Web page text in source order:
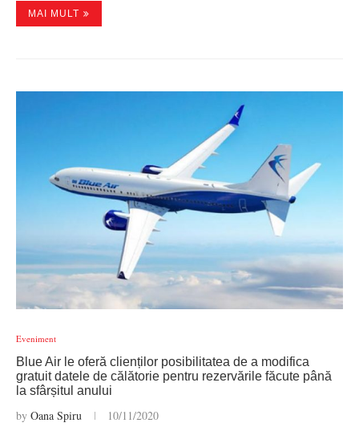
MAI MULT
Eveniment
Blue Air le oferă clienților posibilitatea de a modifica
gratuit datele de călătorie pentru rezervările făcute până
la sfârșitul anului
by Oana Spiru 10/11/2020